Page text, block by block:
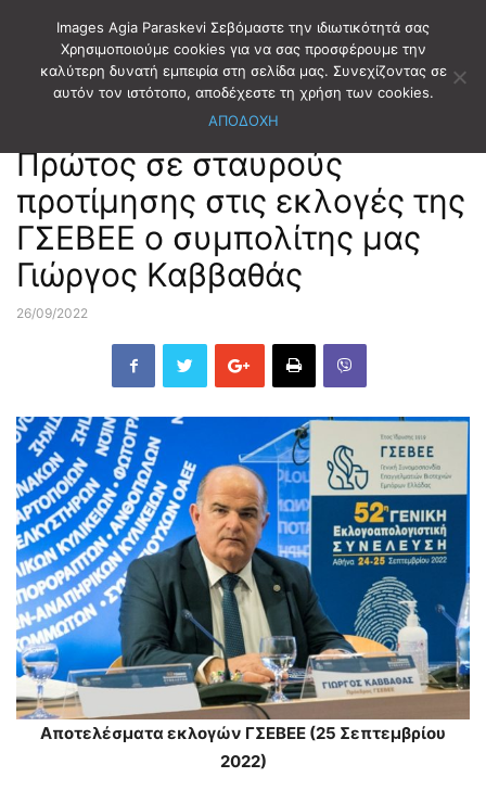
Αρχική ΣΥΛΛΟΓΟΙ-ΦΟΡΕΙΣ ΦΟΡΕΙΣ
Πρώτος σε σταυρούς
προτίμησης στις εκλογές της
ΓΣΕΒΕΕ ο συμπολίτης μας
Γιώργος Καββαθάς
26/09/2022
Αποτελέσματα εκλογών ΓΣΕΒΕΕ (25 Σεπτεμβρίου
2022)
Images Agia Paraskevi Σεβόμαστε την ιδιωτικότητά σας
Χρησιμοποιούμε cookies για να σας προσφέρουμε την
καλύτερη δυνατή εμπειρία στη σελίδα μας. Συνεχίζοντας σε
αυτόν τον ιστότοπο, αποδέχεστε τη χρήση των cookies.
ΑΠΟΔΟΧΗ